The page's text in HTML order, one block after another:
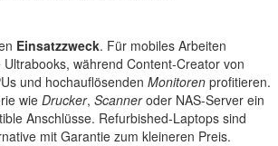
Einsatzzweck. Für mobiles Arbeiten
während Content-Creator von
und hochauflösenden Monitoren profitieren.
wie Drucker, Scanneroder NAS-Server ein
Anschlüsse. Refurbished-Laptops sind
mit Garantie zum kleineren Preis.